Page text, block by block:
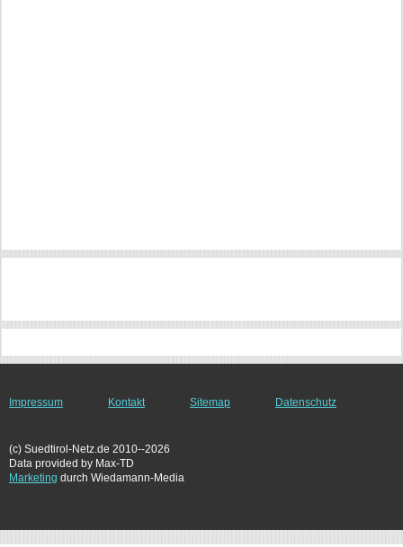
Impressum Kontakt Sitemap Datenschutz
(c) Suedtirol-Netz.de 2010--2026
Data provided by Max-TD
Marketing durch Wiedamann-Media